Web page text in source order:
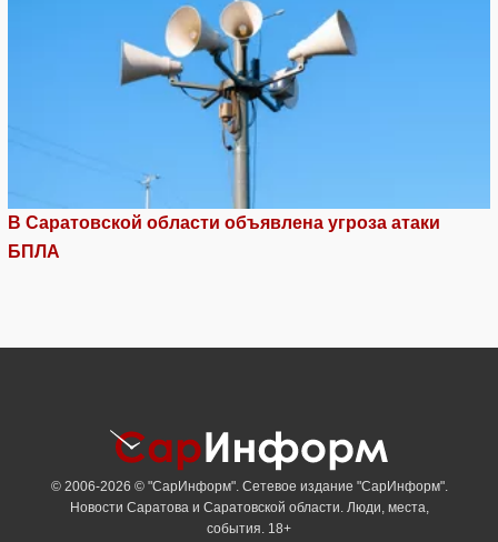
В Саратовской области объявлена угроза атаки
БПЛА
© 2006-2026 © "СарИнформ". Сетевое издание "СарИнформ".
Новости Саратова и Саратовской области. Люди, места,
события. 18+